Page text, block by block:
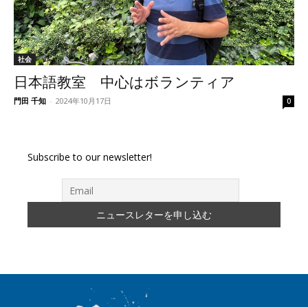
社会
日本語教室 中心はボランティア
門田 千知 - 2024年10月17日 0
Subscribe to our newsletter!